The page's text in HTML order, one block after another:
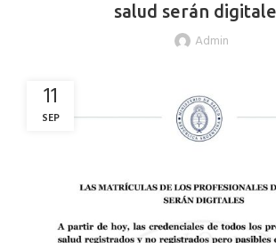
salud serán
Admin
11
SEP